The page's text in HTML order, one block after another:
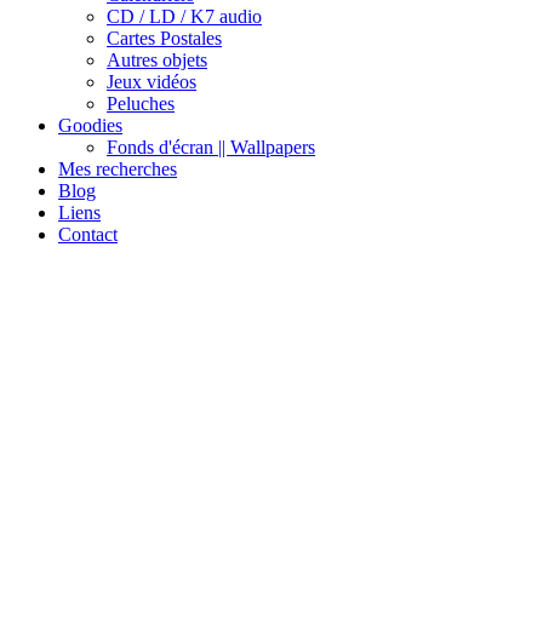
CD / LD / K7 audio
Cartes Postales
Autres objets
Jeux vidéos
Peluches
Goodies
Fonds d'écran || Wallpapers
Mes recherches
Blog
Liens
Contact